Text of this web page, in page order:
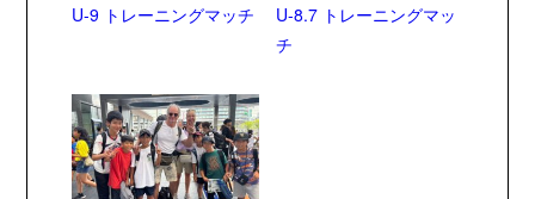
U-9 トレーニングマッチ
U-8.7 トレーニングマッ
チ